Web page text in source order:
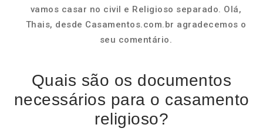
vamos casar no civil e Religioso separado. Olá,
Thais, desde Casamentos.com.br agradecemos o
seu comentário.
Quais são os documentos
necessários para o casamento
religioso?